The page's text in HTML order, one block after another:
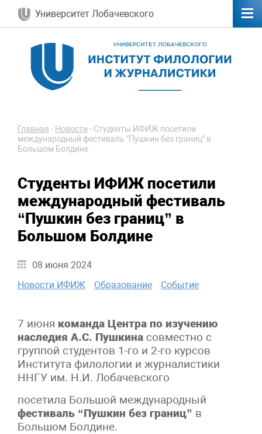
Университет Лобачевского
Главная - Новости - Студенты ИФИЖ посетили
международный фестиваль "Пушкин без границ" в
Большом Болдине
Студенты ИФИЖ посетили
международный фестиваль
“Пушкин без границ” в
Большом Болдине
08 июня 2024
Новости ИФИЖ
Образование Событие
7 июня команда Центра по изучению
наследия А.С. Пушкина совместно с
группой студентов 1-го и 2-го курсов
Института филологии и журналистики
ННГУ им. Н.И. Лобачевского
посетила Большой международный
фестиваль “Пушкин без границ” в
Большом Болдине.